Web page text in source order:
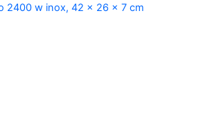
2400 w inox, 42 x 26 x 7 cm